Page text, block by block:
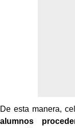
De esta manera,
alumnos